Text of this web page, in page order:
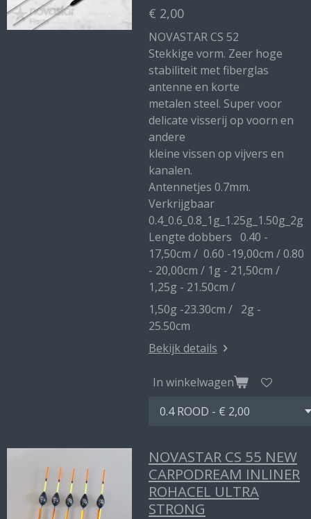
€ 2,00
NOVASTAR CS 52
Stekkige vorm. Zeer hoge
stabiliteit met fiberglas
antenne en korte
metalen steel. Super voor
delicate visserij op voorn en
andere
kleine vissen op vijvers en
kanalen.
Antennetjes 0.7mm.
Verkrijgbaar
0.4_0.6_0.8_1g_1.25g_1.50g_2g
Lengte dobbers 0.40 -
17,50cm / 0.60 -19,00cm / 0.80
- 20,00cm / 1g - 21,50cm /
1,25g - 21.50cm /
1,50g -23.30cm / 2g -
25.50cm
Bekijk details
In winkelwagen
NOVASTAR CS 55 NEW
CARPODREAM INLINER
ROHACEL ULTRA
STRONG